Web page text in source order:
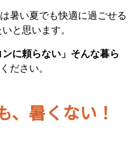
暑い夏でも快適に過ごせる
と思います。
に頼らない」そんな暮ら
ださい。
、暑くない！